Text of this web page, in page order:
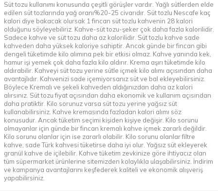
Süt tozu kullanımı konusunda çeşitli görüşler vardır. Yağlı sütlerden elde
edilen süt tozlarında yağ oranı%20-25 civarıdır. Süt tozlu Nescafe kaç
kalori diye bakacak olursak 1 fincan süt tozlu kahvenin 28 kalori
olduğunu söyleyebiliriz. Kahve-süt tozu-şeker çok daha fazla kalorilidir.
Sadece kahve ve süt tozu daha az kalorilidir. Süt tozlu kahve sade
kahveden daha yüksek kaloriye sahiptir. Ancak günde bir fincan gibi
dengeli tüketimde kilo alımına pek bir etkisi olmaz. Kahve yanında kek,
hamur işi yemek çok daha fazla kilo aldırır. Krema aşırı tüketimde kilo
aldırabilir. Kahveyi süt tozu yerine sütle içmek kilo alımı açısından daha
avantajlıdır. Kahvenizi sade içemiyorsanız süt ve bal ekleyebilirsiniz.
Böylece Kremalı ve şekeli kahveden aldığınızdan daha az kalori
alırsınız. Süt tozu fiyat açısından daha ekonomik ve kullanım açısından
daha pratiktir. Kilo sorunuz varsa süt tozu yerine yağsız süt
kullanabilirsiniz. Kahve kremasında fazladan kalori alımı söz
konusudur. Ancak tüketim seçimi kişiden kişiye değişir. Kilo sorunu
olmayanlar için günde bir fincan kremalı kahve içmek zararlı değildir.
Kilo sorunu olanlar için ise zararlı olabilir. Kilo sorunu olanlar filtre
kahve, sade Türk kahvesi tüketirse daha iyi olur. Yağsız süt ekleyerek
granül kahve de içilebilir. Kahve tüketim zevkinize göre ihtiyacız olan
tüm süpermarket ürünlerine sitemizden kolaylıkla ulaşabilirsiniz. İndirim
ve kampanya avantajlarını keşfederek kaliteli ve ekonomik alışveriş
yapabilirsiniz.